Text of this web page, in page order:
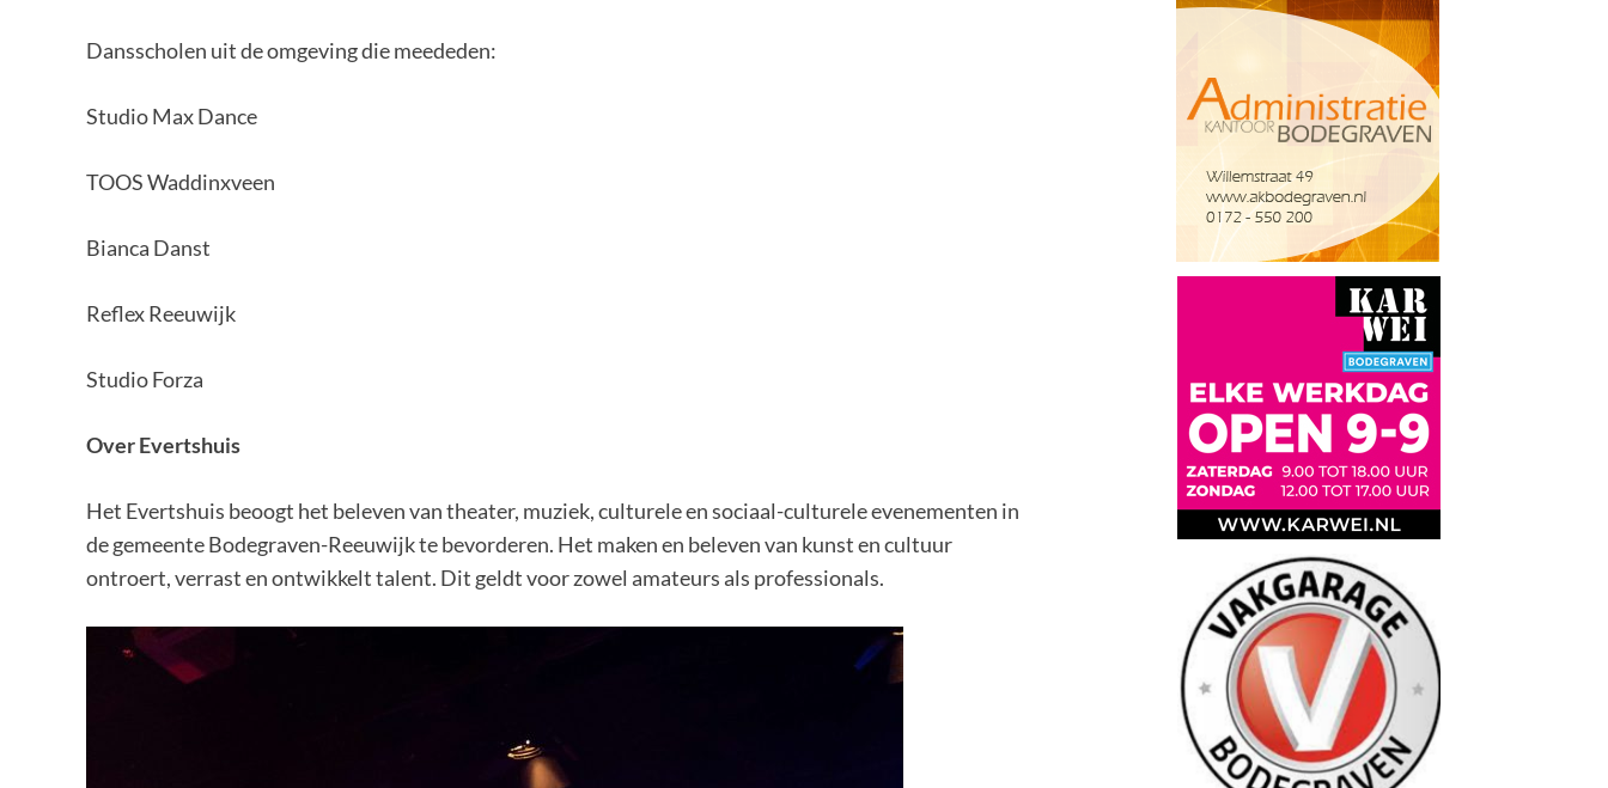
Dansscholen uit de omgeving die meededen:
Studio Max Dance
TOOS Waddinxveen
Bianca Danst
Reflex Reeuwijk
Studio Forza
Over Evertshuis
Het Evertshuis beoogt het beleven van theater, muziek, culturele en sociaal-culturele evenementen in
de gemeente Bodegraven-Reeuwijk te bevorderen. Het maken en beleven van kunst en cultuur
ontroert, verrast en ontwikkelt talent. Dit geldt voor zowel amateurs als professionals.